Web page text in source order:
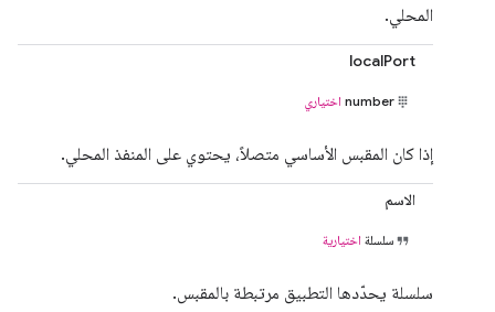
المحلي.
localPort
number اختياري
إذا كان المقبس الأساسي متصلاً، يحتوي على المنفذ المحلي.
الاسم
سلسلة اختيارية
سلسلة يحدّدها التطبيق مرتبطة بالمقبس.